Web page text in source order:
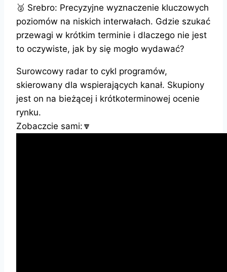
🥈 Srebro: Precyzyjne wyznaczenie kluczowych
poziomów na niskich interwałach. Gdzie szukać
przewagi w krótkim terminie i dlaczego nie jest
to oczywiste, jak by się mogło wydawać?
Surowcowy radar to cykl programów,
skierowany dla wspierających kanał. Skupiony
jest on na bieżącej i krótkoterminowej ocenie
rynku.
Zobaczcie sami:🔽